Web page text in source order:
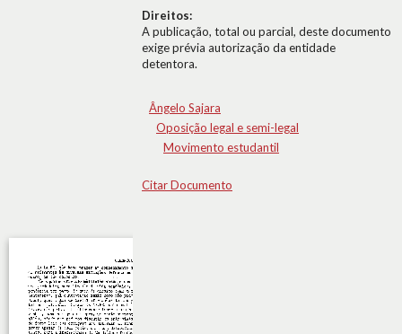
Direitos:
A publicação, total ou parcial, deste documento
exige prévia autorização da entidade
detentora.
Ângelo Sajara
Oposição legal e semi-legal
Movimento estudantil
Citar Documento